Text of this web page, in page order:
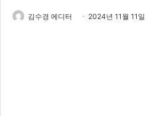
김수경 에디터 2024년 11월 11일